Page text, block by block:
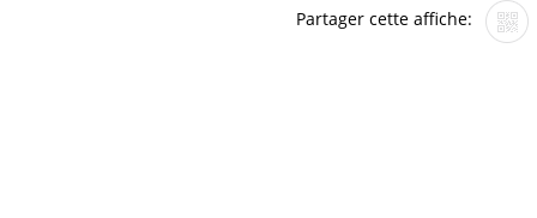
Partager cette affiche: